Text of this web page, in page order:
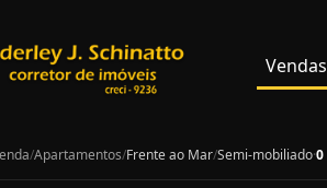
Vendas
/Apartamentos/Frente ao Mar/Semi-mobiliado·0